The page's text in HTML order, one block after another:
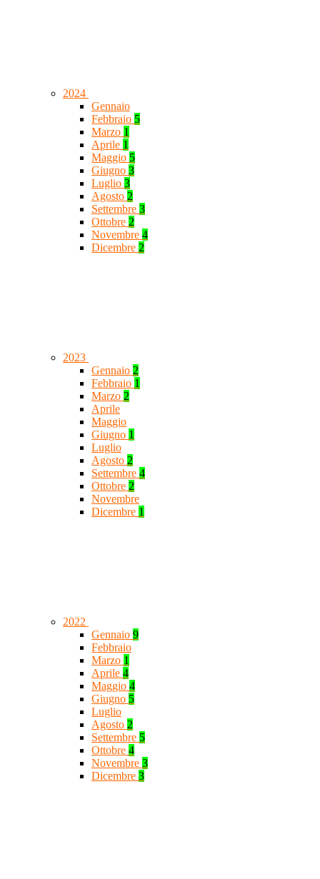
2024
Gennaio
Febbraio 5
Marzo 1
Aprile 1
Maggio 5
Giugno 3
Luglio 3
Agosto 2
Settembre 3
Ottobre 2
Novembre 4
Dicembre 2
2023
Gennaio 2
Febbraio 1
Marzo 2
Aprile
Maggio
Giugno 1
Luglio
Agosto 2
Settembre 4
Ottobre 2
Novembre
Dicembre 1
2022
Gennaio 9
Febbraio
Marzo 1
Aprile 4
Maggio 4
Giugno 5
Luglio
Agosto 2
Settembre 5
Ottobre 4
Novembre 3
Dicembre 3